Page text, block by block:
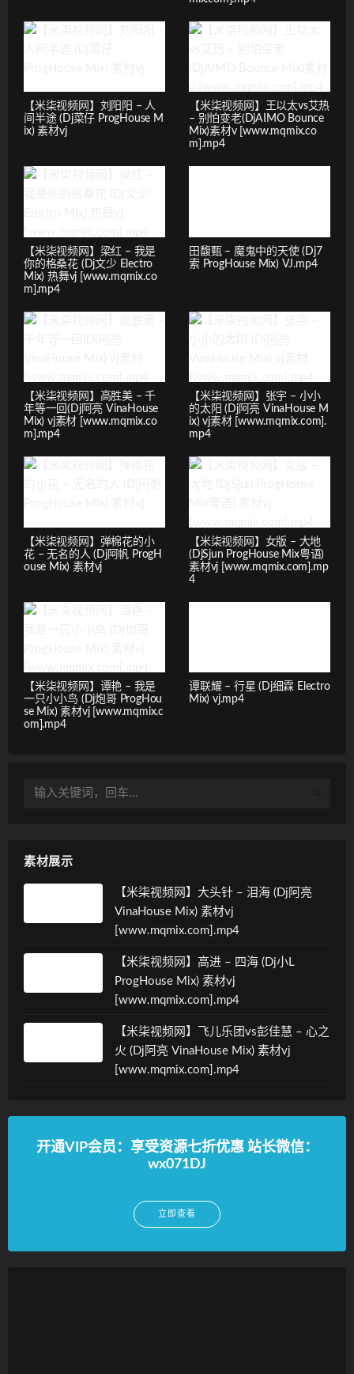
【米柒视频网】刘阳阳 – 人
间半途 (Dj菜仔 ProgHouse M
ix) 素材vj
【米柒视频网】王以太vs艾热
– 别怕变老(DjAIMO Bounce
Mix)素材v [www.mqmix.co
m].mp4
【米柒视频网】梁红 – 我是
你的格桑花 (Dj文少 Electro
Mix) 热舞vj [www.mqmix.co
m].mp4
田馥甄 – 魔鬼中的天使 (Dj7
索 ProgHouse Mix) VJ.mp4
【米柒视频网】高胜美 – 千
年等一回(Dj阿亮 VinaHouse
Mix) vj素材 [www.mqmix.co
m].mp4
【米柒视频网】张宇 – 小小
的太阳 (Dj阿亮 VinaHouse M
ix) vj素材 [www.mqmix.com].
mp4
【米柒视频网】弹棉花的小
花 – 无名的人 (Dj阿帆 ProgH
ouse Mix) 素材vj
【米柒视频网】女版 – 大地
(DjSjun ProgHouse Mix粤语)
素材vj [www.mqmix.com].mp
4
【米柒视频网】谭艳 – 我是
一只小小鸟 (Dj炮哥 ProgHou
se Mix) 素材vj [www.mqmix.c
om].mp4
谭联耀 – 行星 (Dj细霖 Electro
Mix) vj.mp4
素材展示
【米柒视频网】大头针 – 泪海 (Dj阿亮
VinaHouse Mix) 素材vj
[www.mqmix.com].mp4
【米柒视频网】高进 – 四海 (Dj小L
ProgHouse Mix) 素材vj
[www.mqmix.com].mp4
【米柒视频网】飞儿乐团vs彭佳慧 – 心之
火 (Dj阿亮 VinaHouse Mix) 素材vj
[www.mqmix.com].mp4
开通VIP会员：享受资源七折优惠 站长微信：
wx071DJ
立即查看